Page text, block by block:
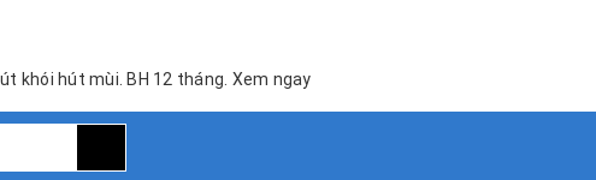
khói hút mùi. BH 12 tháng. Xem ngay